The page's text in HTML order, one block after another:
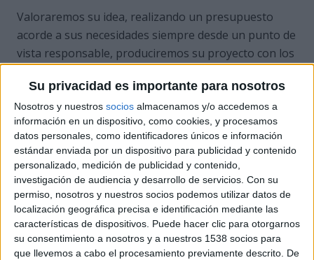
Su privacidad es importante para nosotros
Nosotros y nuestros socios almacenamos y/o accedemos a
información en un dispositivo, como cookies, y procesamos
datos personales, como identificadores únicos e información
estándar enviada por un dispositivo para publicidad y contenido
personalizado, medición de publicidad y contenido,
investigación de audiencia y desarrollo de servicios. Con su
permiso, nosotros y nuestros socios podemos utilizar datos de
localización geográfica precisa e identificación mediante las
características de dispositivos. Puede hacer clic para otorgarnos
su consentimiento a nosotros y a nuestros 1538 socios para
que llevemos a cabo el procesamiento previamente descrito. De
Valoraremos su idea, realizando un presupuesto
acorde a sus necesidades siempre desde un punto de
vista responsable, produciremos su proyecto con los
productivos más eficientes para conseguir el
resultado deseado y todo ello con una extraordinaria
calidad y planificación para realizar su entrega en los
tiempos previstos.
Estaremos encantados de formar parte de sus ideas,
proyectos y campañas. Todo nuestro equipo de
profesionales e instalaciones se ponen a su servicio
para tratar su proyecto de forma única y
personalizada. Porque sus retos son los nuestros.